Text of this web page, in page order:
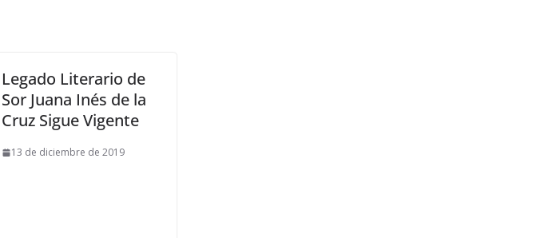
Legado Literario de
Sor Juana Inés de la
Cruz Sigue Vigente
13 de diciembre de 2019